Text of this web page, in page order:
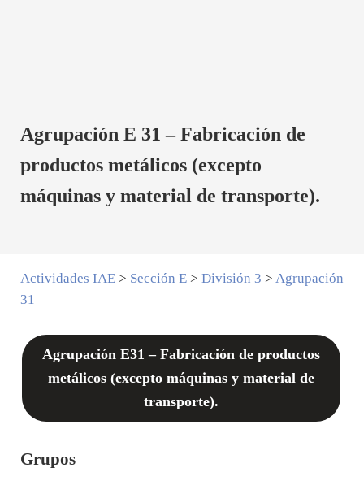
Agrupación E 31 – Fabricación de
productos metálicos (excepto
máquinas y material de transporte).
Actividades IAE> Sección E> División 3 > Agrupación
31
Agrupación E31 – Fabricación de productos
metálicos (excepto máquinas y material de
transporte).
Grupos